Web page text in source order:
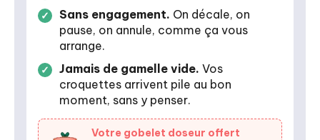
Sans engagement. On décale, on
pause, on annule, comme ça vous
arrange.
Jamais de gamelle vide. Vos
croquettes arrivent pile au bon
moment, sans y penser.
Votre gobelet doseur offert